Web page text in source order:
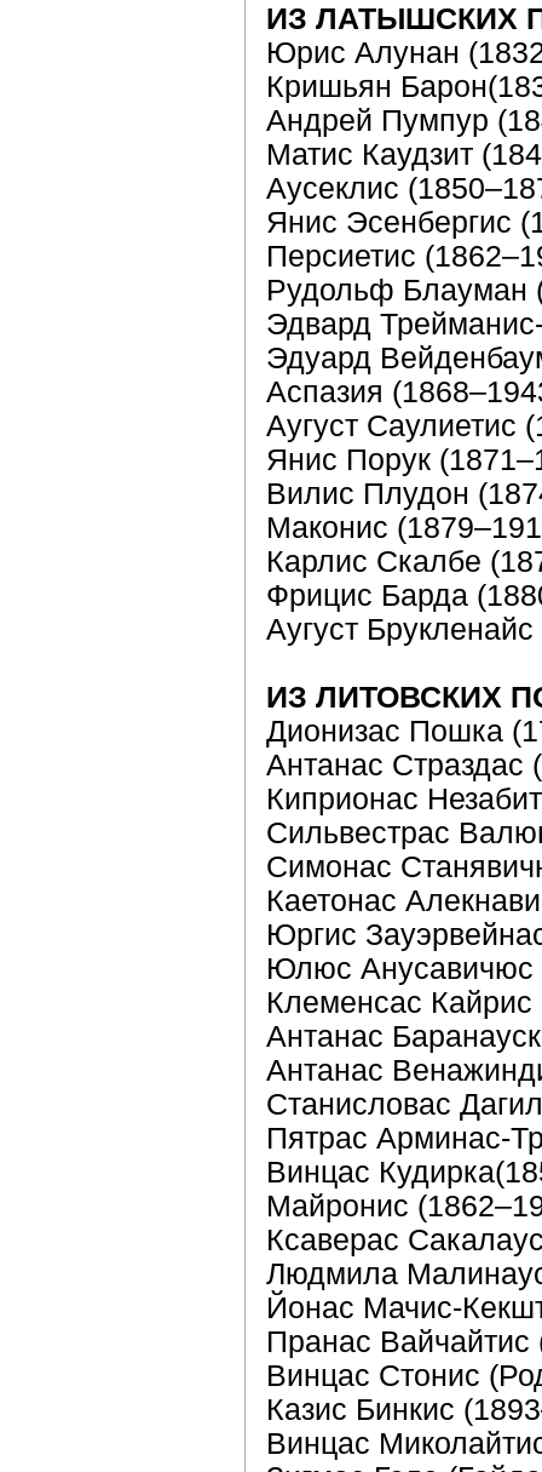
ИЗ ЛАТЫШСКИХ
Юрис Алунан
Кришьян
Андрей Пумпур
Матис Каудзит
Аусеклис
Янис Эсенбергис
Персиетис
Рудольф Блауман
Эдвард
Эдуард
Аспaзия
Аугуст Саулиетис
Янис Порук
Вилис Плудон
Маконис
Карлис Скалбе
Фрицис Барда
Аугуст
ИЗ ЛИТОВСКИХ
Дионизас Пошка
Антанас Страздас
Киприонас
Сильвестрас
Симонас
Каетонас
Юргис
Юлюс Анусавичюс
Клеменсас Кайрис
Антанас
Антанас
Станисловас
Пятрас Арминас-
Винцас
Майронис
Ксаверас
Людмила
Йонас Мачис-
Пранас Вайчайтис
Винцас Стонис
Казис Бинкис
Винцас